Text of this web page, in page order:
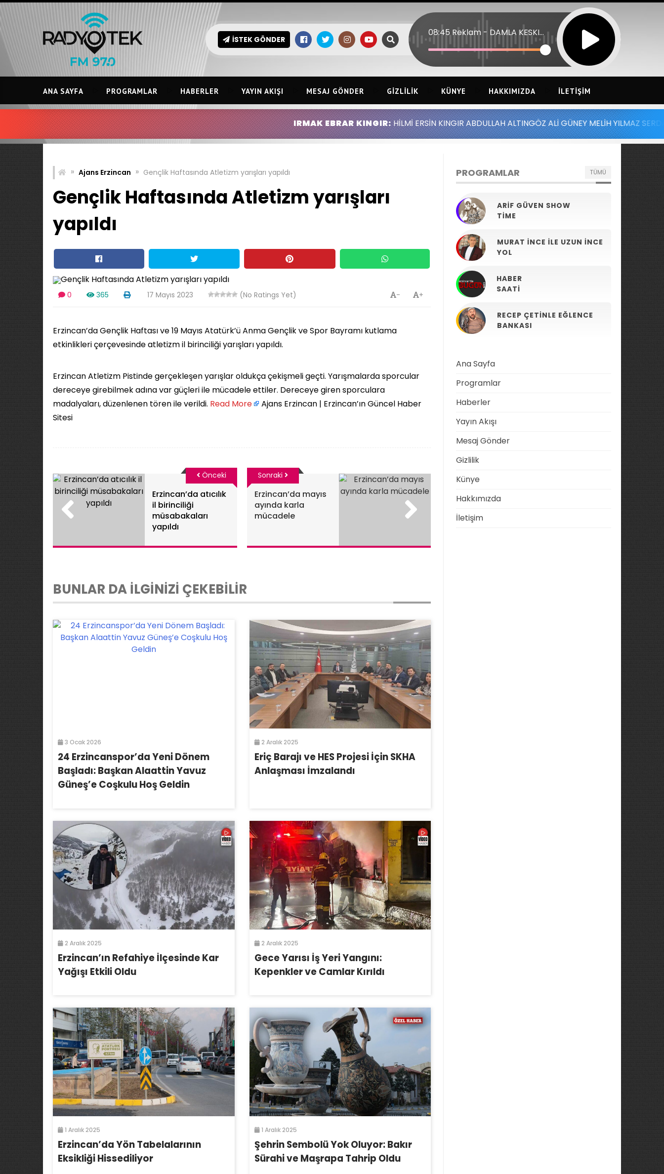
Skip
to
content
İSTEK GÖNDER
08:45 Reklam - DAMLA KESKIN KIZAK 26 - KAYDIR KAYDIR
ANA SAYFA PROGRAMLAR HABERLER YAYIN AKIŞI MESAJ GÖNDER GIZLILIK KÜNYE HAKKIMIZDA İLETIŞIM
IRMAK EBRAR KINGIR:HİLMİ ERSİN KINGIR ABDULLAH ALTINGÖZ ALİ GÜNEY MELİH YILMAZ SERDAR AYDIN
» Ajans Erzincan » Gençlik Haftasında Atletizm yarışları yapıldı
Gençlik Haftasında Atletizm yarışları
yapıldı
0 365 17 Mayıs 2023 (No Ratings Yet) +
-
Erzincan’da Gençlik Haftası ve 19 Mayıs Atatürk’ü Anma Gençlik ve Spor Bayramı kutlama
etkinlikleri çerçevesinde atletizm il birinciliği yarışları yapıldı.
Erzincan Atletizm Pistinde gerçekleşen yarışlar oldukça çekişmeli geçti. Yarışmalarda sporcular
dereceye girebilmek adına var güçleri ile mücadele ettiler. Dereceye giren sporculara
madalyaları, düzenlenen tören ile verildi. ​ Read More
Ajans Erzincan | Erzincan’ın Güncel Haber
Sitesi
Erzincan’da atıcılık
il birinciliği
müsabakaları
yapıldı
Önceki
Erzincan’da mayıs
ayında karla
mücadele
Sonraki
BUNLAR DA İLGİNİZİ ÇEKEBİLİR
3 Ocak 2026
24 Erzincanspor’da Yeni Dönem
Başladı: Başkan Alaattin Yavuz
Güneş’e Coşkulu Hoş Geldin
2 Aralık 2025
Eriç Barajı ve HES Projesi İçin SKHA
Anlaşması İmzalandı
2 Aralık 2025
Erzincan’ın Refahiye İlçesinde Kar
Yağışı Etkili Oldu
2 Aralık 2025
Gece Yarısı İş Yeri Yangını:
Kepenkler ve Camlar Kırıldı
1 Aralık 2025
Erzincan’da Yön Tabelalarının
Eksikliği Hissediliyor
1 Aralık 2025
Şehrin Sembolü Yok Oluyor: Bakır
Sürahi ve Maşrapa Tahrip Oldu
PROGRAMLAR TÜMÜ
ARIF GÜVEN SHOW
TIME
MURAT İNCE ILE UZUN İNCE
YOL
HABER
SAATI
RECEP ÇETINLE EĞLENCE
BANKASI
Ana Sayfa
Programlar
Haberler
Yayın Akışı
Mesaj Gönder
Gizlilik
Künye
Hakkımızda
İletişim